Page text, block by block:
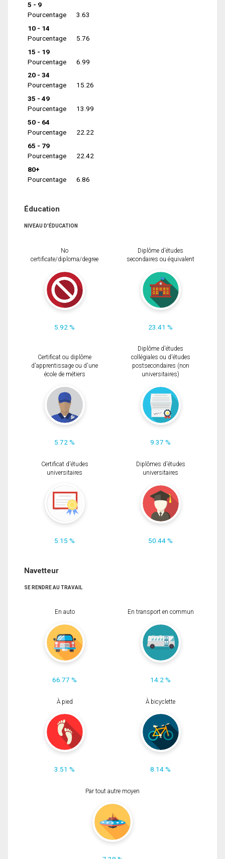
5 - 9
Pourcentage
3.63
10 - 14
Pourcentage
5.76
15 - 19
Pourcentage
6.99
20 - 34
Pourcentage
15.26
35 - 49
Pourcentage
13.99
50 - 64
Pourcentage
22.22
65 - 79
Pourcentage
22.42
80+
Pourcentage
6.86
Éducation
NIVEAU D'ÉDUCATION
No
certificate/diploma/degree
5.92 %
Diplôme d'études
secondaires ou équivalent
23.41 %
Certificat ou diplôme
d'apprentissage ou d'une
école de métiers
5.72 %
Diplôme d'études
collégiales ou d'études
postsecondaires (non
universitaires)
9.37 %
Certificat d'études
universitaires
5.15 %
Diplômes d'études
universitaires
50.44 %
Navetteur
SE RENDRE AU TRAVAIL
En auto
66.77 %
En transport en commun
14.2 %
À pied
3.51 %
À bicyclette
8.14 %
Par tout autre moyen